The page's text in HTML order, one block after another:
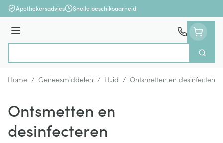
Ga naar de inhoud
Apothekersadvies Snelle beschikbaarheid
Menu
Zoek
Home / Geneesmiddelen / Huid / Ontsmetten en desinfecteren
Ontsmetten en
desinfecteren